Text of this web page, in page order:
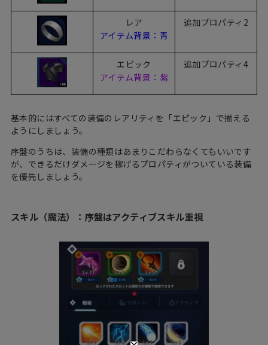
レア
アイテム背景：青
追加プロパティ2
エピック
アイテム背景：紫
追加プロパティ4
基本的にはすべての装備のレアリティを「エピック」で揃える
ようにしましょう。
序盤のうちは、装備の種類はあまりこだわらなくてもいいです
が、できるだけダメージを稼げるプロパティがついている装備
を優先しましょう。
スキル（魔法）：序盤はアクティブスキル重視